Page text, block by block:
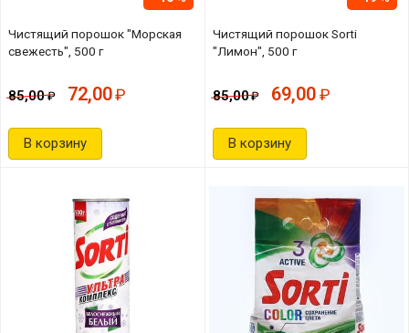
Чистящий порошок "Морская
свежесть", 500 г
85,00 72,00
В корзину
Чистящий порошок Sorti
"Лимон", 500 г
85,00 69,00
В корзину